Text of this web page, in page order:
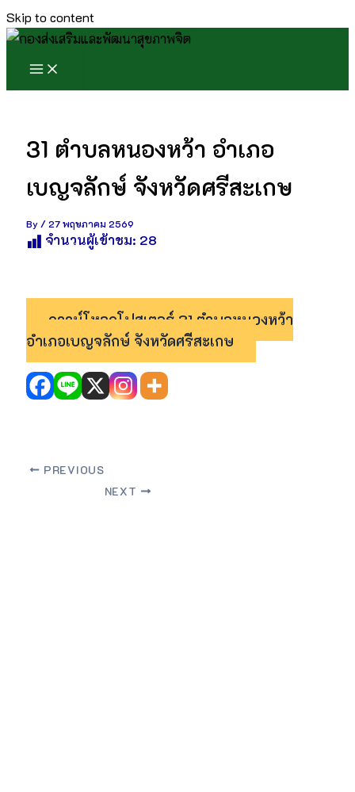
Skip to content
31 ตำบลหนองหว้า อำเภอ
เบญจลักษ์ จังหวัดศรีสะเกษ
By /27 พฤษภาคม 2569
จำนวนผู้เข้าชม: 28
ดาวน์โหลดโปสเตอร์ 31 ตำบลหนองหว้า
อำเภอเบญจลักษ์ จังหวัดศรีสะเกษ
PREVIOUS
NEXT